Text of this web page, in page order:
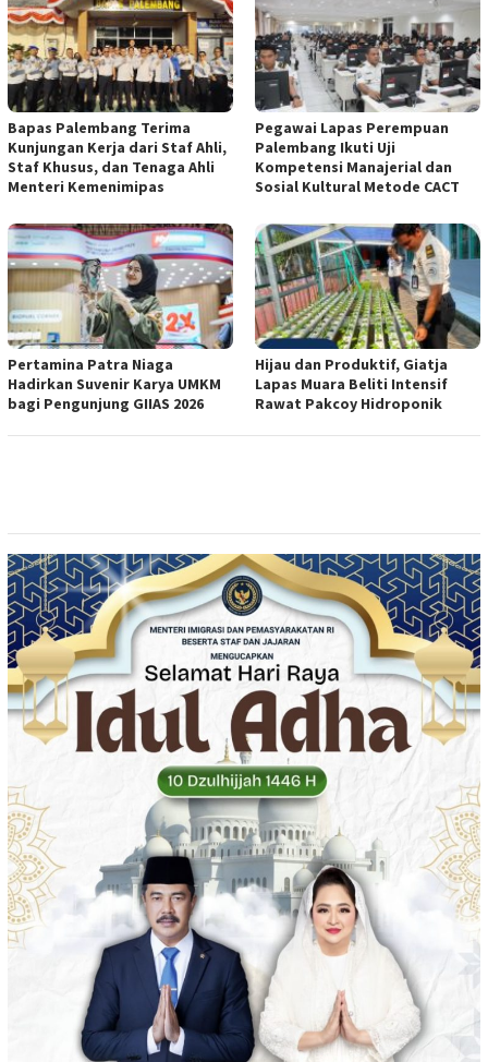
Bapas Palembang Terima
Kunjungan Kerja dari Staf Ahli,
Staf Khusus, dan Tenaga Ahli
Menteri Kemenimipas
Pegawai Lapas Perempuan
Palembang Ikuti Uji
Kompetensi Manajerial dan
Sosial Kultural Metode CACT
Pertamina Patra Niaga
Hadirkan Suvenir Karya UMKM
bagi Pengunjung GIIAS 2026
Hijau dan Produktif, Giatja
Lapas Muara Beliti Intensif
Rawat Pakcoy Hidroponik